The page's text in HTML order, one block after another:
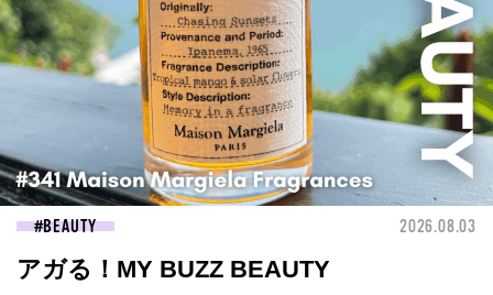
BEAUTY 2026.08.03
アガる！MY BUZZ BEAUTY